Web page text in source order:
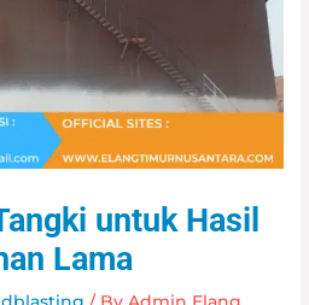
untuk Hasil
Lama